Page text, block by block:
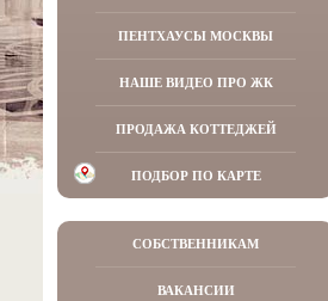
ПЕНТХАУСЫ МОСКВЫ
НАШЕ ВИДЕО ПРО ЖК
ПРОДАЖА КОТТЕДЖЕЙ
ПОДБОР ПО КАРТЕ
СОБСТВЕННИКАМ
ВАКАНСИИ